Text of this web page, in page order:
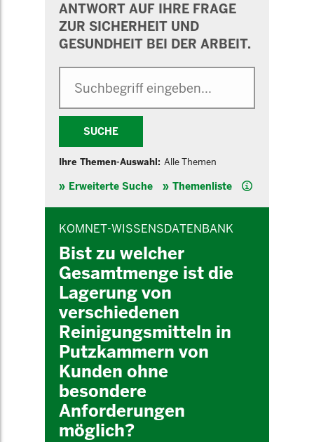
ANTWORT AUF IHRE FRAGE
ZUR SICHERHEIT UND
GESUNDHEIT BEI DER ARBEIT.
SUCHE
Ihre Themen-Auswahl: Alle Themen
Erweiterte Suche Themenliste Hilfe
KOMNET-WISSENSDATENBANK
Bist zu welcher
Gesamtmenge ist die
Lagerung von
verschiedenen
Reinigungsmitteln in
Putzkammern von
Kunden ohne
besondere
Anforderungen
möglich?